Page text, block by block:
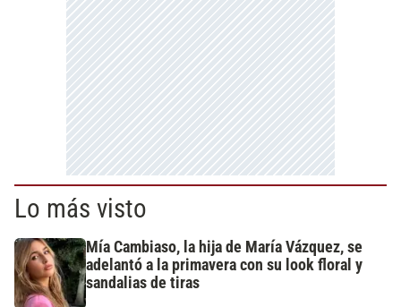
Lo más visto
Mía Cambiaso, la hija de María Vázquez, se
adelantó a la primavera con su look floral y
sandalias de tiras